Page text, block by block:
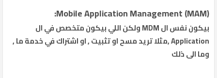
Mobile Application Management (MAM):
بيكون نفس ال MDM ولكن اللي بيكون متخصص في ال
Application ,مثلا تريد مسح او تثبيت , او اشتراك في خدمة ما ,
وما الى ذلك